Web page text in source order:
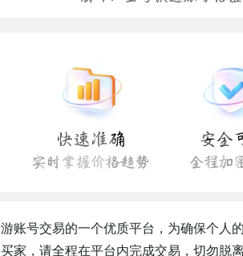
账号交易的一个优质平台，为确保个人
家，请全程在平台内完成交易，切勿脱